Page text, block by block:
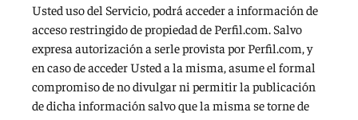
Usted uso del Servicio, podrá acceder a información de
acceso restringido de propiedad de Perfil.com. Salvo
expresa autorización a serle provista por Perfil.com, y
en caso de acceder Usted a la misma, asume el formal
compromiso de no divulgar ni permitir la publicación
de dicha información salvo que la misma se torne de